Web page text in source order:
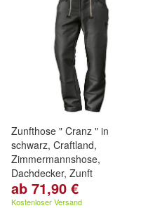
Zunfthose " Cranz " in
schwarz, Craftland,
Zimmermannshose,
Dachdecker, Zunft
ab 71,90 €
Kostenloser Versand